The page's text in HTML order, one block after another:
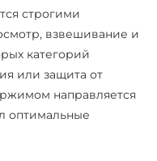
строгими
взвешивание и
категорий
или защита от
направляется
оптимальные